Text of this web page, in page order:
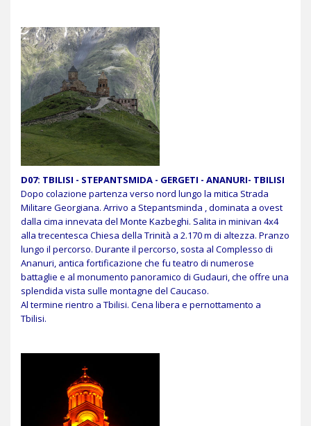
D07: TBILISI - STEPANTSMIDA - GERGETI - ANANURI- TBILISI
Dopo colazione partenza verso nord lungo la mitica Strada
Militare Georgiana. Arrivo a Stepantsminda , dominata a ovest
dalla cima innevata del Monte Kazbeghi. Salita in minivan 4x4
alla trecentesca Chiesa della Trinità a 2.170 m di altezza. Pranzo
lungo il percorso. Durante il percorso, sosta al Complesso di
Ananuri, antica fortificazione che fu teatro di numerose
battaglie e al monumento panoramico di Gudauri, che offre una
splendida vista sulle montagne del Caucaso.
Al termine rientro a Tbilisi. Cena libera e pernottamento a
Tbilisi.